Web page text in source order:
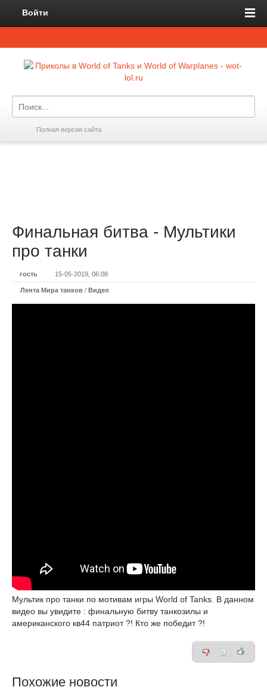
Войти
Полная версия сайта
Финальная битва - Мультики
про танки
гость 15-05-2019, 06:08
Лента Мира танков / Видео
Мультик про танки по мотивам игры World of Tanks. В данном
видео вы увидите : финальную битву танкозилы и
американского кв44 патриот ?! Кто же победит ?!
0
Похожие новости